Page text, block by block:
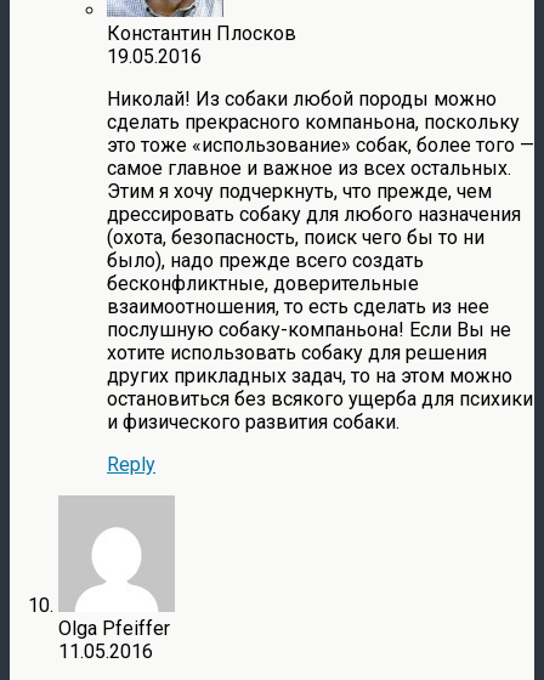
Константин Плосков
19.05.2016
Николай! Из собаки любой породы можно
сделать прекрасного компаньона, поскольку
это тоже «использование» собак, более того —
самое главное и важное из всех остальных.
Этим я хочу подчеркнуть, что прежде, чем
дрессировать собаку для любого назначения
(охота, безопасность, поиск чего бы то ни
было), надо прежде всего создать
бесконфликтные, доверительные
взаимоотношения, то есть сделать из нее
послушную собаку-компаньона! Если Вы не
хотите использовать собаку для решения
других прикладных задач, то на этом можно
остановиться без всякого ущерба для психики
и физического развития собаки.
Reply
Olga Pfeiffer
11.05.2016